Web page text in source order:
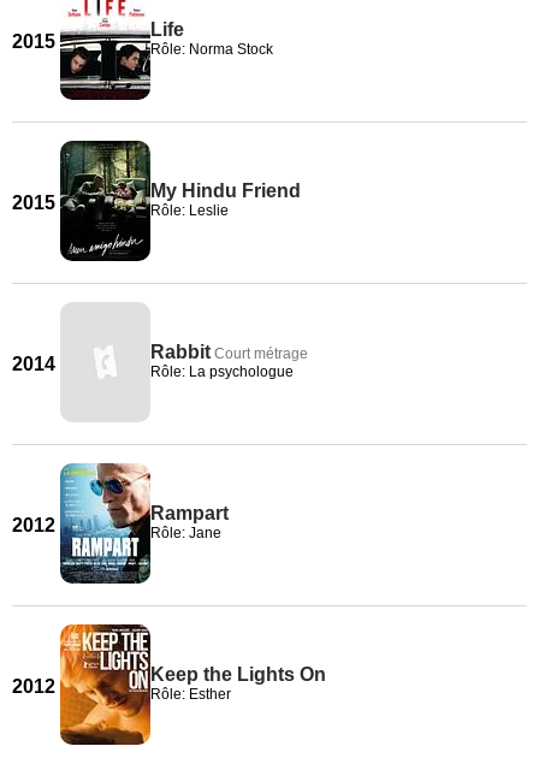
2015
Life
Rôle: Norma Stock
2015
My Hindu Friend
Rôle: Leslie
2014
Rabbit Court métrage
Rôle: La psychologue
2012
Rampart
Rôle: Jane
2012
Keep the Lights On
Rôle: Esther